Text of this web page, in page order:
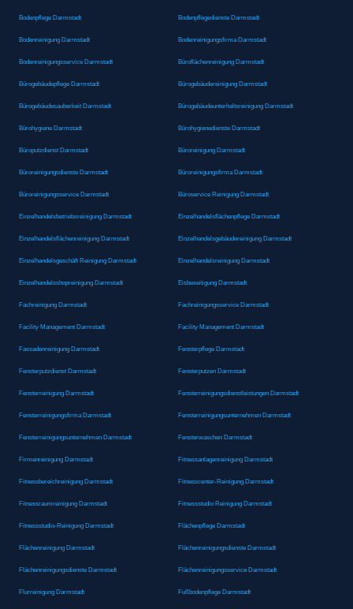
Bodenpflege Darmstadt Bodenpflegedienste Darmstadt
Bodenreinigung Darmstadt Bodenreinigungsfirma Darmstadt
Bodenreinigungsservice Darmstadt Büroflächenreinigung Darmstadt
Bürogebäudepflege Darmstadt Bürogebäudereinigung Darmstadt
Bürogebäudesauberkeit Darmstadt Bürogebäudeunterhaltsreinigung Darmstadt
Bürohygiene Darmstadt Bürohygienedienste Darmstadt
Büroputzdienst Darmstadt Büroreinigung Darmstadt
Büroreinigungsdienste Darmstadt Büroreinigungsfirma Darmstadt
Büroreinigungsservice Darmstadt Büroservice Reinigung Darmstadt
Einzelhandelsbetriebsreinigung Darmstadt Einzelhandelsflächenpflege Darmstadt
Einzelhandelsflächenreinigung Darmstadt Einzelhandelsgebäudereinigung Darmstadt
Einzelhandelsgeschäft Reinigung Darmstadt Einzelhandelsreinigung Darmstadt
Einzelhandelsshopreinigung Darmstadt Eisbeseitigung Darmstadt
Fachreinigung Darmstadt Fachreinigungsservice Darmstadt
Facility Management Darmstadt Facility Management Darmstadt
Fassadenreinigung Darmstadt Fensterpflege Darmstadt
Fensterputzdienst Darmstadt Fensterputzen Darmstadt
Fensterreinigung Darmstadt Fensterreinigungsdienstleistungen Darmstadt
Fensterreinigungsfirma Darmstadt Fensterreinigungsunternehmen Darmstadt
Fensterreinigungsunternehmen Darmstadt Fensterwaschen Darmstadt
Firmenreinigung Darmstadt Fitnessanlagenreinigung Darmstadt
Fitnessbereichreinigung Darmstadt Fitnesscenter-Reinigung Darmstadt
Fitnessraumreinigung Darmstadt Fitnessstudio Reinigung Darmstadt
Fitnessstudio-Reinigung Darmstadt Flächenpflege Darmstadt
Flächenreinigung Darmstadt Flächenreinigungsdienste Darmstadt
Flächenreinigungsdienste Darmstadt Flächenreinigungsservice Darmstadt
Flurreinigung Darmstadt Fußbodenpflege Darmstadt